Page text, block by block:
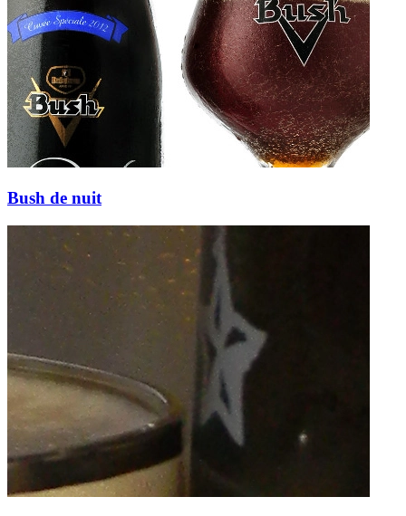
Bush de nuit